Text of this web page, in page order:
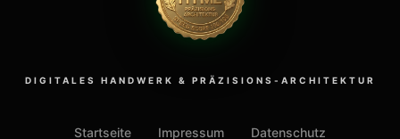
DIGITALES HANDWERK & PRÄZISIONS-ARCHITEKTUR
Startseite Impressum Datenschutz